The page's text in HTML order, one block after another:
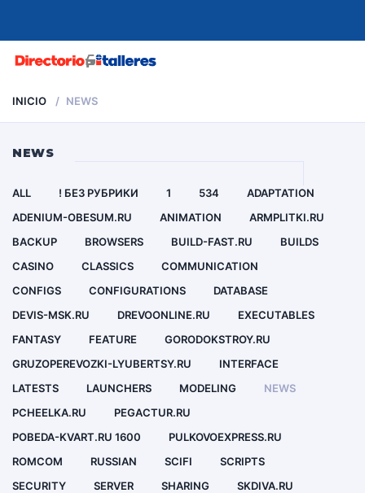
INICIO NEWS
NEWS
ALL ! БЕЗ РУБРИКИ 1 534
ADAPTATION
ADENIUM-OBESUM.RU
ANIMATION
ARMPLITKI.RU
BACKUP
BROWSERS BUILD-FAST.RU
BUILDS
CASINO
CLASSICS
COMMUNICATION
CONFIGS
CONFIGURATIONS
DATABASE
DEVIS-MSK.RU
DREVOONLINE.RU
EXECUTABLES
FANTASY
FEATURE
GORODOKSTROY.RU
GRUZOPEREVOZKI-LYUBERTSY.RU
INTERFACE
LATESTS
LAUNCHERS MODELING
NEWS
PCHEELKA.RU
PEGACTUR.RU
POBEDA-KVART.RU 1600
PULKOVOEXPRESS.RU
ROMCOM
RUSSIAN SCIFI
SCRIPTS
SECURITY
SERVER SHARING
SKDIVA.RU